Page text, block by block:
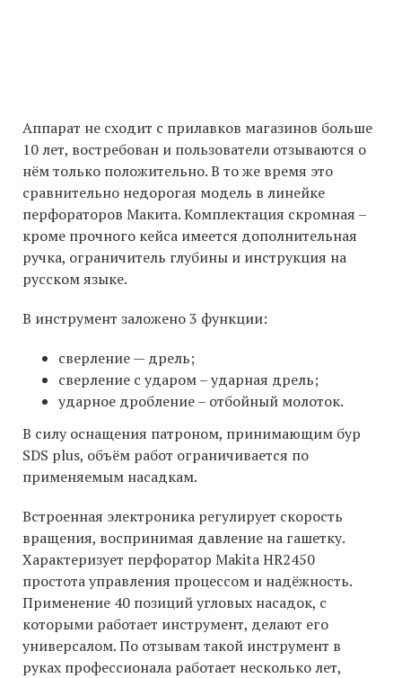
Аппарат не сходит с прилавков магазинов больше
10 лет, востребован и пользователи отзываются о
нём только положительно. В то же время это
сравнительно недорогая модель в линейке
перфораторов Макита. Комплектация скромная –
кроме прочного кейса имеется дополнительная
ручка, ограничитель глубины и инструкция на
русском языке.
В инструмент заложено 3 функции:
сверление — дрель;
сверление с ударом – ударная дрель;
ударное дробление – отбойный молоток.
В силу оснащения патроном, принимающим бур
SDS plus, объём работ ограничивается по
применяемым насадкам.
Встроенная электроника регулирует скорость
вращения, воспринимая давление на гашетку.
Характеризует перфоратор Makita HR2450
простота управления процессом и надёжность.
Применение 40 позиций угловых насадок, с
которыми работает инструмент, делают его
универсалом. По отзывам такой инструмент в
руках профессионала работает несколько лет,